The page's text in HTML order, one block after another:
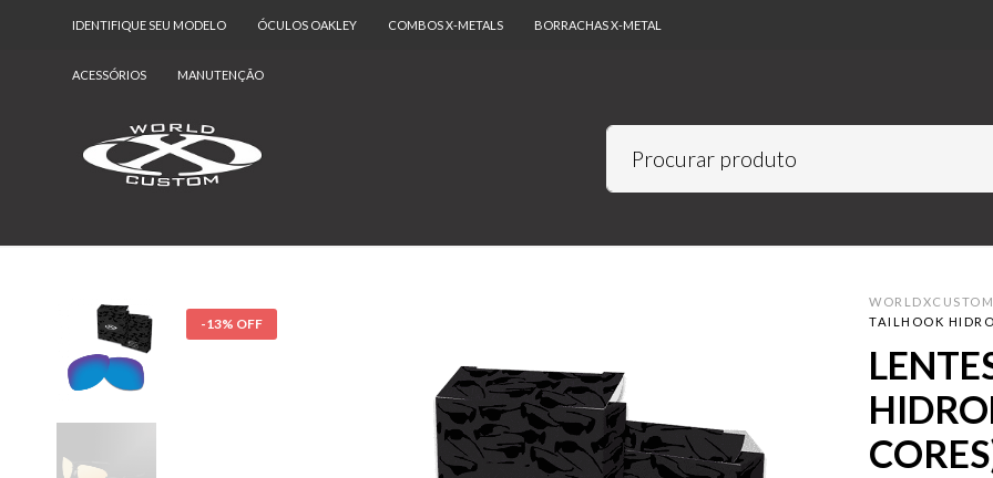
IDENTIFIQUE SEU MODELO ÓCULOS OAKLEY COMBOS X-METALS BORRACHAS X-METAL
ACESSÓRIOS MANUTENÇÃO
-13% OFF
WORLDXCUSTOM
TAILHOOK